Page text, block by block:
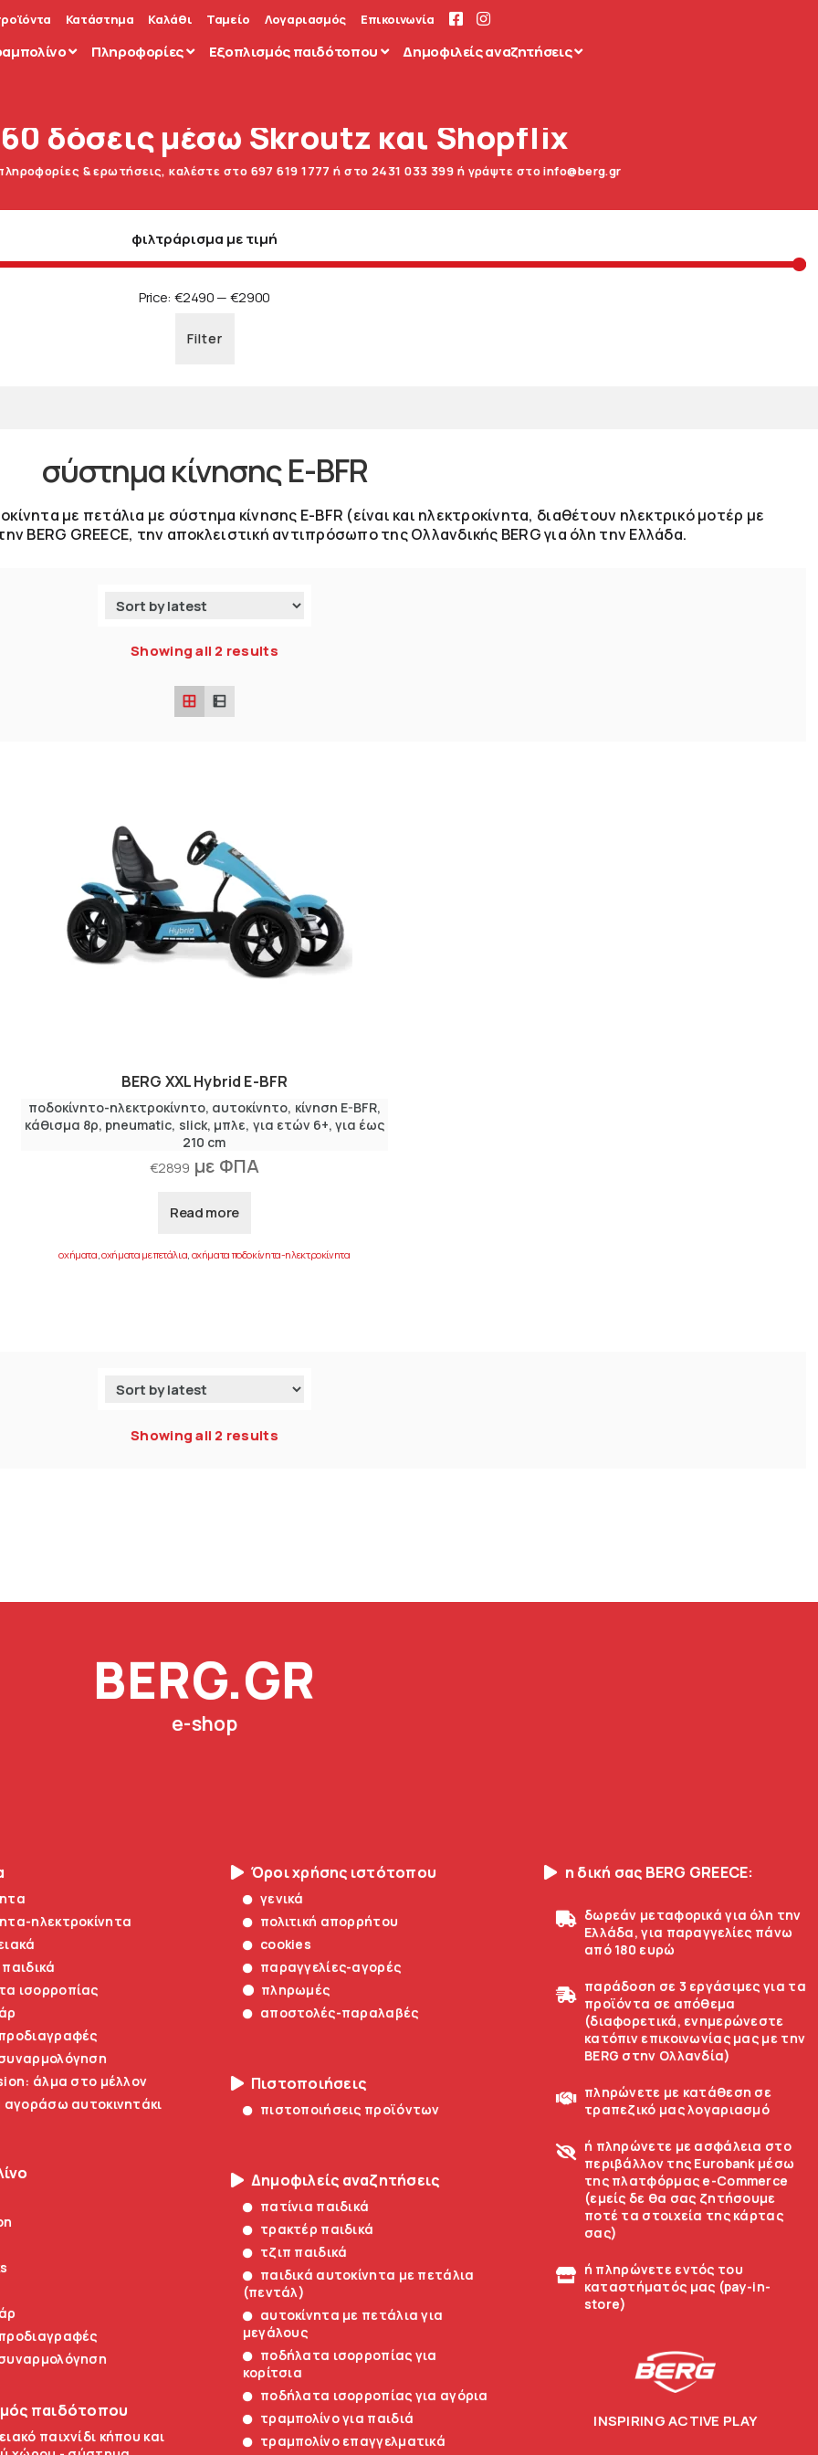
δόσεις μέσω Skroutz και Shopflix
& ερωτήσεις, καλέστε στο 697 619 1777 ή στο 2431 033 399 ή γράψτε στο info@berg.gr
Κατάστημα Καλάθι Ταμείο Λογαριασμός Επικοινωνία
Πληροφορίες Εξοπλισμός παιδότοπου Δημοφιλείς αναζητήσεις
φιλτράρισμα με τιμή
Filter
Price: €2490 — €2900
σύστημα κίνησης E-BFR
με πετάλια με σύστημα κίνησης E-BFR (είναι και ηλεκτροκίνητα, διαθέτουν ηλεκτρικό μοτέρ με
BERG GREECE, την αποκλειστική αντιπρόσωπο της Ολλανδικής BERG για όλη την Ελλάδα.
Showing all 2 results
BERG XXL Hybrid E-BFR
ποδοκίνητο-ηλεκτροκίνητο αυτοκίνητο κίνηση E-BFR
κάθισμα 8ρ pneumatic slick μπλε για ετών 6+ για έως
210 cm
€2899 με ΦΠΑ
Read more
οχήματα,οχήματα με πετάλια, οχήματα ποδοκίνητα-ηλεκτροκίνητα
Showing all 2 results
BERG.GR
e-shop
ηλεκτροκίνητα
ισορροπίας
άλμα στο μέλλον
αγοράσω αυτοκινητάκι
παιδότοπου
παιχνίδι κήπου και
Όροι χρήσης ιστότοπου
γενικά
πολιτική απορρήτου
cookies
παραγγελίες-αγορές
πληρωμές
αποστολές-παραλαβές
Πιστοποιήσεις
πιστοποιήσεις προϊόντων
Δημοφιλείς αναζητήσεις
πατίνια παιδικά
τρακτέρ παιδικά
τζιπ παιδικά
παιδικά αυτοκίνητα με πετάλια
(πεντάλ)
αυτοκίνητα με πετάλια για
μεγάλους
ποδήλατα ισορροπίας για
κορίτσια
ποδήλατα ισορροπίας για αγόρια
τραμπολίνο για παιδιά
τραμπολίνο επαγγελματικά
η δική σας BERG GREECE:
δωρεάν μεταφορικά για όλη την
Ελλάδα, για παραγγελίες πάνω
από 180 ευρώ
παράδοση σε 3 εργάσιμες για τα
προϊόντα σε απόθεμα
(διαφορετικά, ενημερώνεστε
κατόπιν επικοινωνίας μας με την
BERG στην Ολλανδία)
πληρώνετε με κατάθεση σε
τραπεζικό μας λογαριασμό
ή πληρώνετε με ασφάλεια στο
περιβάλλον της Eurobank μέσω
της πλατφόρμας e-Commerce
(εμείς δε θα σας ζητήσουμε
ποτέ τα στοιχεία της κάρτας
σας)
ή πληρώνετε εντός του
καταστήματός μας (pay-in-
store)
INSPIRING ACTIVE PLAY